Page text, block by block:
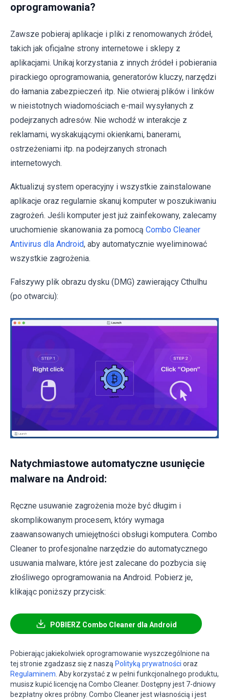
oprogramowania?
Zawsze pobieraj aplikacje i pliki z renomowanych źródeł,
takich jak oficjalne strony internetowe i sklepy z
aplikacjami. Unikaj korzystania z innych źródeł i pobierania
pirackiego oprogramowania, generatorów kluczy, narzędzi
do łamania zabezpieczeń itp. Nie otwieraj plików i linków
w nieistotnych wiadomościach e-mail wysyłanych z
podejrzanych adresów. Nie wchodź w interakcje z
reklamami, wyskakującymi okienkami, banerami,
ostrzeżeniami itp. na podejrzanych stronach
internetowych.
Aktualizuj system operacyjny i wszystkie zainstalowane
aplikacje oraz regularnie skanuj komputer w poszukiwaniu
zagrożeń. Jeśli komputer jest już zainfekowany, zalecamy
uruchomienie skanowania za pomocą Combo Cleaner
Antivirus dla Android, aby automatycznie wyeliminować
wszystkie zagrożenia.
Fałszywy plik obrazu dysku (DMG) zawierający Cthulhu
(po otwarciu):
Natychmiastowe automatyczne usunięcie
malware na Android:
Ręczne usuwanie zagrożenia może być długim i
skomplikowanym procesem, który wymaga
zaawansowanych umiejętności obsługi komputera. Combo
Cleaner to profesjonalne narzędzie do automatycznego
usuwania malware, które jest zalecane do pozbycia się
złośliwego oprogramowania na Android. Pobierz je,
klikając poniższy przycisk:
POBIERZ Combo Cleaner dla Android
Pobierając jakiekolwiek oprogramowanie wyszczególnione na
tej stronie zgadzasz się z naszą Polityką prywatności oraz
Regulaminem. Aby korzystać z w pełni funkcjonalnego produktu,
musisz kupić licencję na Combo Cleaner. Dostępny jest 7-dniowy
bezpłatny okres próbny. Combo Cleaner jest własnością i jest